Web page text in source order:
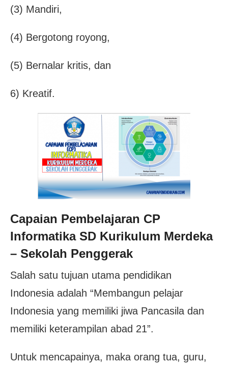
(3) Mandiri,
(4) Bergotong royong,
(5) Bernalar kritis, dan
6) Kreatif.
Capaian Pembelajaran CP
Informatika SD Kurikulum Merdeka
– Sekolah Penggerak
Salah satu tujuan utama pendidikan
Indonesia adalah “Membangun pelajar
Indonesia yang memiliki jiwa Pancasila dan
memiliki keterampilan abad 21”.
Untuk mencapainya, maka orang tua, guru,